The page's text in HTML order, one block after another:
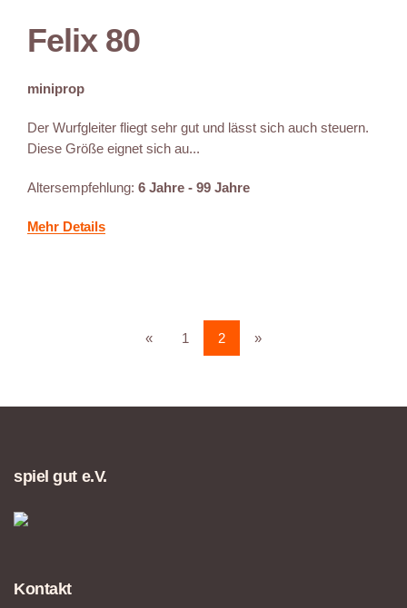
Felix 80
miniprop
Der Wurfgleiter fliegt sehr gut und lässt sich auch steuern.
Diese Größe eignet sich au...
Altersempfehlung: 6 Jahre - 99 Jahre
Mehr Details
« 1 2 »
spiel gut e.V.
Kontakt